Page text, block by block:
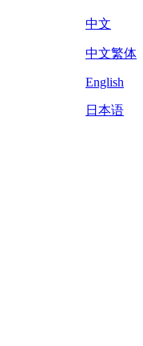
中文
中文繁体
English
日本语